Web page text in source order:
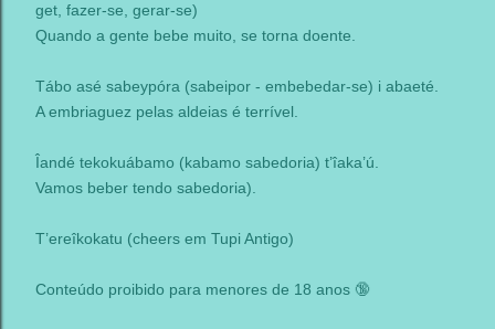
get, fazer-se, gerar-se)
Quando a gente bebe muito, se torna doente.
Tábo asé sabeypóra (sabeipor - embebedar-se) i abaeté.
A embriaguez pelas aldeias é terrível.
Îandé tekokuábamo (kabamo sabedoria) t’îaka’ú.
Vamos beber tendo sabedoria).
T’ereîkokatu (cheers em Tupi Antigo)
Conteúdo proibido para menores de 18 anos 🔞